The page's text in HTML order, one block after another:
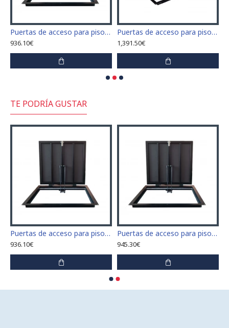
Puertas de acceso para piso tamaño 70 cm x 60 cm "H"
936.10€
Puertas de acceso para piso tamaño 70 cm x 220 cm "H"
1,391.50€
TE PODRÍA GUSTAR
Puertas de acceso para piso tamaño 60 cm x 70 cm "H"
936.10€
Puertas de acceso para piso tamaño 60 cm x 80 cm "H"
945.30€